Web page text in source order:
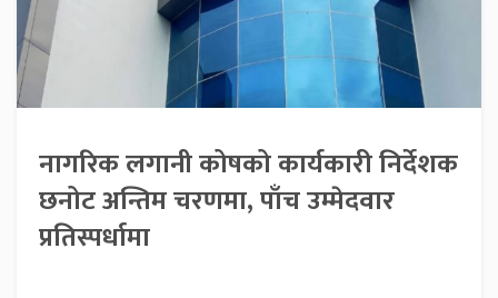
नागरिक लगानी कोषको कार्यकारी निर्देशक
छनोट अन्तिम चरणमा, पाँच उम्मेदवार
प्रतिस्पर्धामा